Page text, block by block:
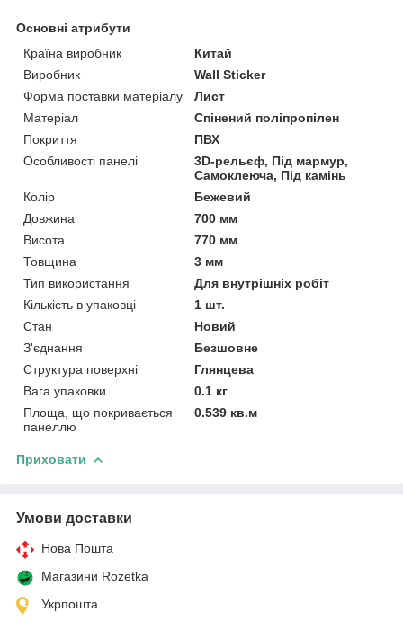
Основні атрибути
Країна виробник
Китай
Виробник
Wall Sticker
Форма поставки матеріалу
Лист
Матеріал
Спінений поліпропілен
Покриття
ПВХ
Особливості панелі
3D-рельєф, Під мармур,
Самоклеюча, Під камінь
Колір
Бежевий
Довжина
700 мм
Висота
770 мм
Товщина
3 мм
Тип використання
Для внутрішніх робіт
Кількість в упаковці
1 шт.
Стан
Новий
З'єднання
Безшовне
Структура поверхні
Глянцева
Вага упаковки
0.1 кг
Площа, що покривається
панеллю
0.539 кв.м
Приховати
Умови доставки
Нова Пошта
Магазини Rozetka
Укрпошта